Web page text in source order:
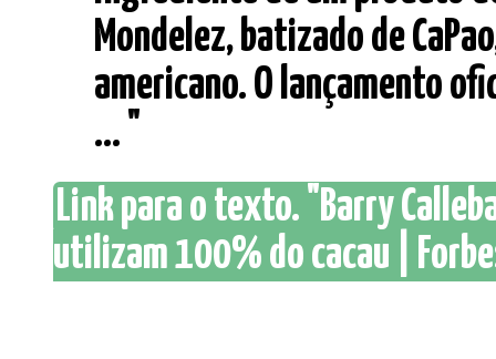
Mondelez, batizado de
americano. O lançamento
... "
Link para o texto. "Barry
utilizam 100% do cacau |